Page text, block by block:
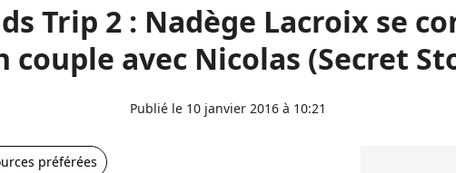
Trip 2 : Nadège Lacroix se
couple avec Nicolas (Secret
Publié le 10 janvier 2016 à 10:21
préférées